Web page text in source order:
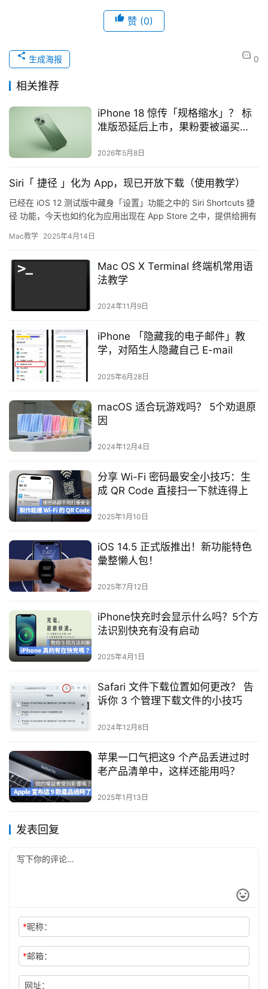
赞 (0)
0
生成海报
相关推荐
iPhone 18 惊传「规格缩水」？ 标
准版恐延后上市，果粉要被逼买
2026年5月8日
Siri「 捷径 」化为 App，现已开放下载（使用教学）
已经在 iOS 12 测试版中藏身「设置」功能之中的 Siri Shortcuts 捷
径 功能，今天也如约化为应用出现在 App Store 之中，提供给拥有
Mac教学 2025年4月14日
Mac OS X Terminal 终端机常用语
法教学
2024年11月9日
iPhone 「隐藏我的电子邮件」教
学，对陌生人隐藏自己 E-mail
2025年6月28日
macOS 适合玩游戏吗？ 5个劝退原
因
2024年12月4日
分享 Wi-Fi 密码最安全小技巧：生
成 QR Code 直接扫一下就连得上
2025年1月10日
iOS 14.5 正式版推出！新功能特色
彙整懒人包！
2025年7月12日
iPhone快充时会显示什么吗？5个方
法识别快充有没有启动
2025年4月1日
Safari 文件下载位置如何更改？ 告
诉你 3 个管理下载文件的小技巧
2024年12月8日
苹果一口气把这9 个产品丢进过时
老产品清单中，这样还能用吗？
2025年1月13日
发表回复
*昵称：
*邮箱：
网址：